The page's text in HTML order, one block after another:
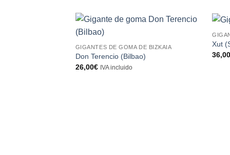
GIGANTES DE GOMA DE BIZKAIA
Don Terencio (Bilbao)
26,00€ IVA incluido
Xut